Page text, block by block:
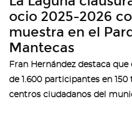
ocio 2025-2026
muestra en el
Mantecas
Fran Hernández destaca
de 1.600 participantes en
centros ciudadanos del